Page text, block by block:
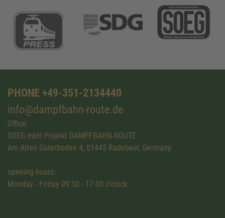
PHONE +49-351-2134440
info@dampfbahn-route.de
Office:
SOEG mbH Projekt DAMPFBAHN-ROUTE
Am Alten Güterboden 4, 01445 Radebeul, Germany
opening hours:
Monday - Friday 09:30 - 17:00 o'clock